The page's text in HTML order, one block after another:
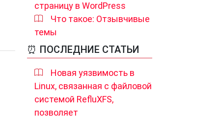
страницу в WordPress
Что такое: Отзывчивые
темы
⏰ ПОСЛЕДНИЕ СТАТЬИ
Новая уязвимость в
Linux, связанная с файловой
системой RefluXFS,
позволяет